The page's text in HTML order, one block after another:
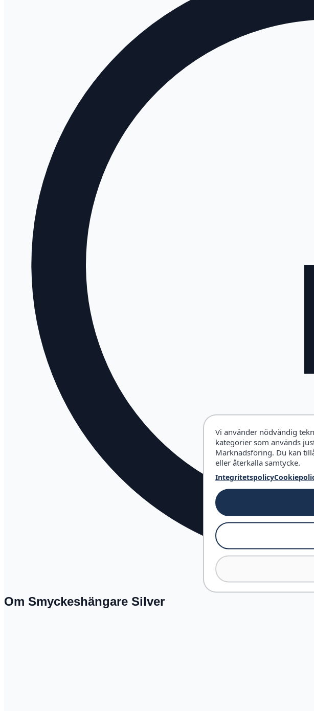
Vi använder nödvändig
kategorier som används
Marknadsföring. Du kan
eller återkalla samtycke.
Integritetspolicy
Om Smyckeshängare Silver